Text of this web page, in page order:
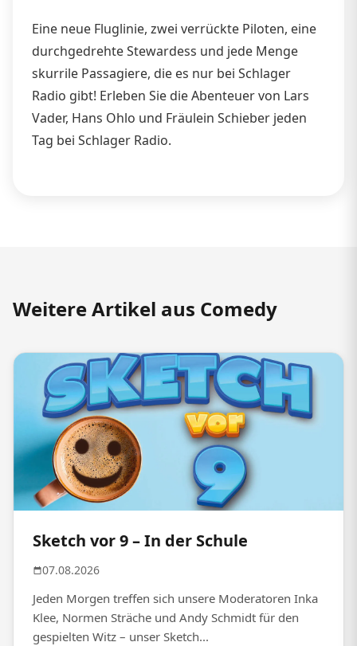
Eine neue Fluglinie, zwei verrückte Piloten, eine
durchgedrehte Stewardess und jede Menge
skurrile Passagiere, die es nur bei Schlager
Radio gibt! Erleben Sie die Abenteuer von Lars
Vader, Hans Ohlo und Fräulein Schieber jeden
Tag bei Schlager Radio.
Weitere Artikel aus Comedy
Sketch vor 9 – In der Schule
07.08.2026
Jeden Morgen treffen sich unsere Moderatoren Inka
Klee, Normen Sträche und Andy Schmidt für den
gespielten Witz – unser Sketch...